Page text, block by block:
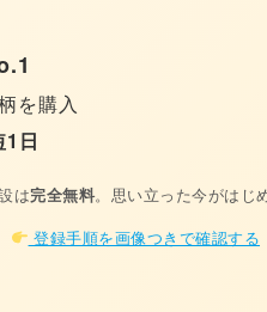
を購入
1日
は完全無料。思い立った今がはじ
登録手順を画像つきで確認する